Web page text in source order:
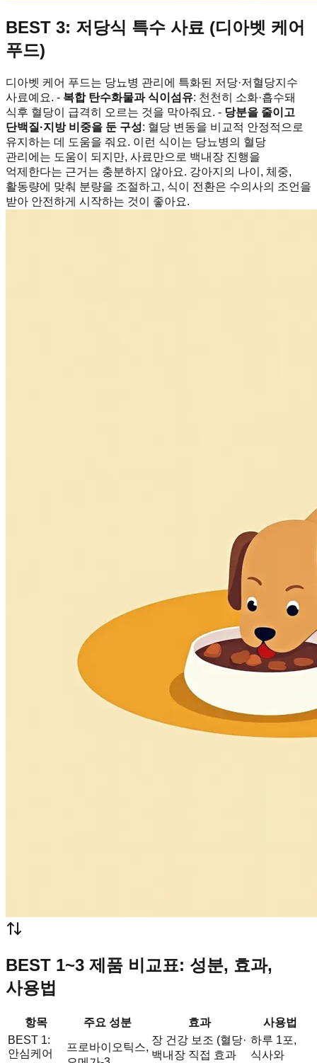
BEST 3: 저당식 특수 사료 (디아벳 케어
푸드)
디아벳 케어 푸드는 당뇨병 관리에 특화된 저당·저혈당지수
사료예요. - 복합 탄수화물과 식이섬유: 천천히 소화·흡수돼
식후 혈당이 급격히 오르는 것을 막아줘요. - 당분을 줄이고
단백질·지방 비중을 둔 구성: 혈당 변동을 비교적 안정적으로
유지하는 데 도움을 줘요. 이런 식이는 당뇨병의 혈당
관리에는 도움이 되지만, 사료만으로 백내장 진행을
억제한다는 근거는 충분하지 않아요. 강아지의 나이, 체중,
활동량에 맞춰 분량을 조절하고, 식이 전환은 수의사의 조언을
받아 안전하게 시작하는 것이 좋아요.
BEST 1~3 제품 비교표: 성분, 효과,
사용법
항목 주요 성분 효과
사용법
BEST 1:
안심케어
프로바이오틱스,
장 건강 보조 (혈당·
백내장 직접 효과
하루 1포,
식사와